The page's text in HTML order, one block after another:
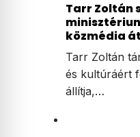
Tarr Zoltán
közmédia
Tarr Zoltán
és kultúráért
állítja,…